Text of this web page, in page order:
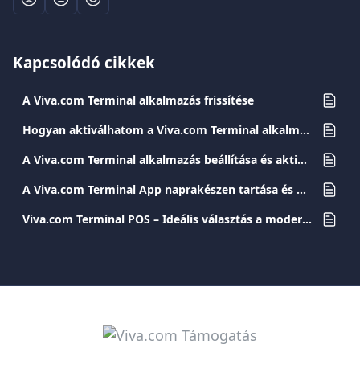
Kapcsolódó cikkek
A Viva.com Terminal alkalmazás frissítése
Hogyan aktiválhatom a Viva.com Terminal alkalmazást?
A Viva.com Terminal alkalmazás beállítása és aktiválása
A Viva.com Terminal App naprakészen tartása és gyakori problémák elhárítása
Viva.com Terminal POS – Ideális választás a modern és biztonságos tranzakciókhoz